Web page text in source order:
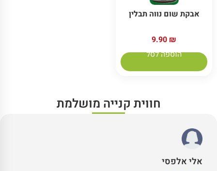
אבקת שום נווה תבלין
9.90 ₪
הוספה לסל
חווית קנייה מושלמת
אלי אלפסי